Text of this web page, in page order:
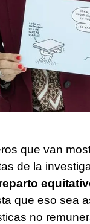
que van
de la
que eso sea
no